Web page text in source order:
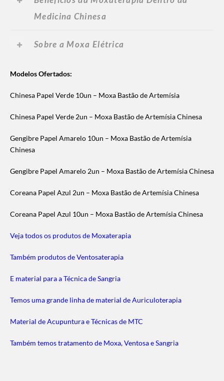
Medicina Chinesa
Sobre a Moxa Elétrica
Modelos Ofertados:
Chinesa Papel Verde 10un – Moxa Bastão de Artemísia
Chinesa Papel Verde 2un – Moxa Bastão de Artemísia Chinesa
Gengibre Papel Amarelo 10un – Moxa Bastão de Artemísia
Chinesa
Gengibre Papel Amarelo 2un – Moxa Bastão de Artemísia Chinesa
Coreana Papel Azul 2un – Moxa Bastão de Artemísia Chinesa
Coreana Papel Azul 10un – Moxa Bastão de Artemísia Chinesa
Veja todos os produtos de Moxaterapia
Também produtos de Ventosaterapia
E material para a Técnica de Sangria
Temos uma grande linha de material de Auriculoterapia
Material de Acupuntura e Técnicas de MTC
Também temos tratamento de Moxa, Ventosa e Sangria